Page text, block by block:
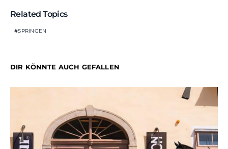
Related Topics
SPRINGEN
DIR KÖNNTE AUCH GEFALLEN